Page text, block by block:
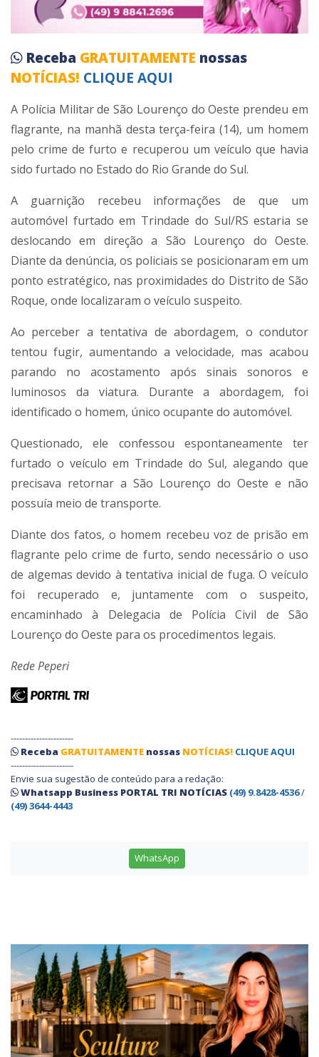
Receba GRATUITAMENTE nossas
NOTÍCIAS! CLIQUE AQUI
A Polícia Militar de São Lourenço do Oeste prendeu em
flagrante, na manhã desta terça-feira (14), um homem
pelo crime de furto e recuperou um veículo que havia
sido furtado no Estado do Rio Grande do Sul.
A guarnição recebeu informações de que um
automóvel furtado em Trindade do Sul/RS estaria se
deslocando em direção a São Lourenço do Oeste.
Diante da denúncia, os policiais se posicionaram em um
ponto estratégico, nas proximidades do Distrito de São
Roque, onde localizaram o veículo suspeito.
Ao perceber a tentativa de abordagem, o condutor
tentou fugir, aumentando a velocidade, mas acabou
parando no acostamento após sinais sonoros e
luminosos da viatura. Durante a abordagem, foi
identificado o homem, único ocupante do automóvel.
Questionado, ele confessou espontaneamente ter
furtado o veículo em Trindade do Sul, alegando que
precisava retornar a São Lourenço do Oeste e não
possuía meio de transporte.
Diante dos fatos, o homem recebeu voz de prisão em
flagrante pelo crime de furto, sendo necessário o uso
de algemas devido à tentativa inicial de fuga. O veículo
foi recuperado e, juntamente com o suspeito,
encaminhado à Delegacia de Polícia Civil de São
Lourenço do Oeste para os procedimentos legais.
Rede Peperi
----------------------
Receba GRATUITAMENTE nossas NOTÍCIAS! CLIQUE AQUI
----------------------
Envie sua sugestão de conteúdo para a redação:
Whatsapp Business PORTAL TRI NOTÍCIAS (49) 9.8428-4536/
(49) 3644-4443
WhatsApp